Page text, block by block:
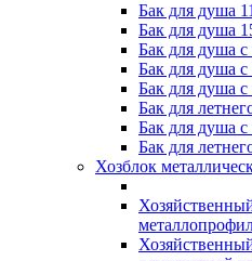
Бак для душа
Бак для душа
Бак для душа
Бак для душа
Бак для душа
Бак для
Бак для душа
Бак для
Хозблок